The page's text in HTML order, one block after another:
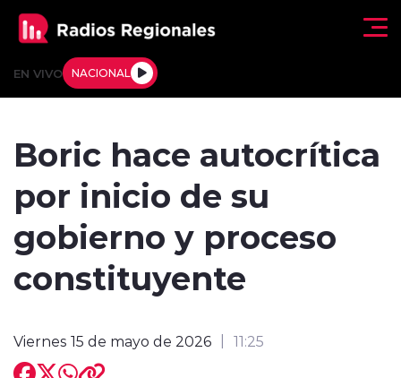
EN VIVO NACIONAL
Tendencias
Deportes
Regiones al Aire
Boric hace autocrítica
por inicio de su
gobierno y proceso
constituyente
Viernes 15 de mayo de 2026 11:25